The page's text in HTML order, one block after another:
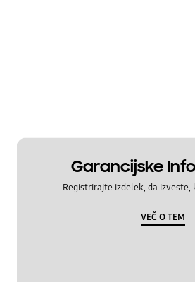
Garancijske
Registrirajte izdelek, da izveste,
VEČ O TEM